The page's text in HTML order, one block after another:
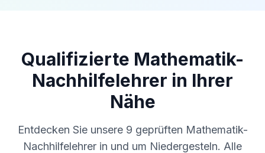
Qualifizierte Mathematik-
Nachhilfelehrer in Ihrer
Nähe
Entdecken Sie unsere 9 geprüften Mathematik-
Nachhilfelehrer in und um Niedergesteln. Alle